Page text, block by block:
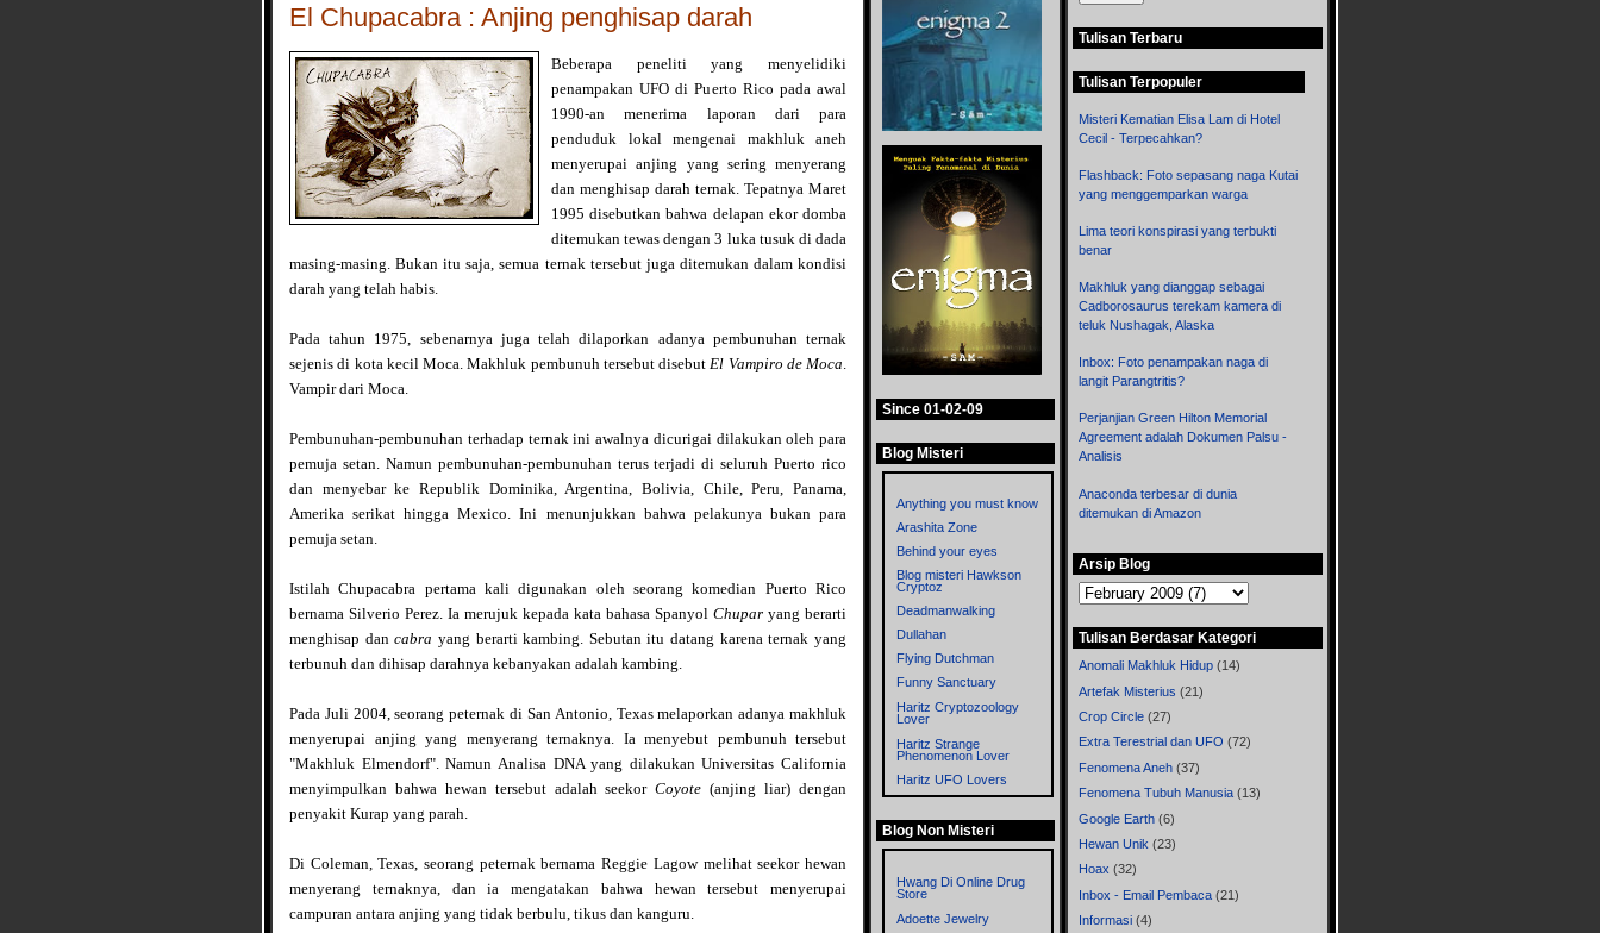
El Chupacabra : Anjing penghisap darah
Beberapa peneliti yang menyelidiki
penampakan UFO di Puerto Rico pada awal
1990-an menerima laporan dari para
penduduk lokal mengenai makhluk aneh
menyerupai anjing yang sering menyerang
dan menghisap darah ternak. Tepatnya Maret
1995 disebutkan bahwa delapan ekor domba
ditemukan tewas dengan 3 luka tusuk di dada
masing-masing. Bukan itu saja, semua ternak tersebut juga ditemukan dalam kondisi
darah yang telah habis.
Pada tahun 1975, sebenarnya juga telah dilaporkan adanya pembunuhan ternak
sejenis di kota kecil Moca. Makhluk pembunuh tersebut disebutEl Vampiro de Moca.
Vampir dari Moca.
Pembunuhan-pembunuhan terhadap ternak ini awalnya dicurigai dilakukan oleh para
pemuja setan. Namun pembunuhan-pembunuhan terus terjadi di seluruh Puerto rico
dan menyebar ke Republik Dominika, Argentina, Bolivia, Chile, Peru, Panama,
Amerika serikat hingga Mexico. Ini menunjukkan bahwa pelakunya bukan para
pemuja setan.
Istilah Chupacabra pertama kali digunakan oleh seorang komedian Puerto Rico
bernama Silverio Perez. Ia merujuk kepada kata bahasa Spanyol Chupar yang berarti
menghisap dancabra yang berarti kambing. Sebutan itu datang karena ternak yang
terbunuh dan dihisap darahnya kebanyakan adalah kambing.
Pada Juli 2004, seorang peternak di San Antonio, Texas melaporkan adanya makhluk
menyerupai anjing yang menyerang ternaknya. Ia menyebut pembunuh tersebut
"Makhluk Elmendorf". Namun Analisa DNA yang dilakukan Universitas California
menyimpulkan bahwa hewan tersebut adalah seekorCoyote (anjing liar) dengan
penyakit Kurap yang parah.
Di Coleman, Texas, seorang peternak bernama Reggie Lagow melihat seekor hewan
menyerang ternaknya, dan ia mengatakan bahwa hewan tersebut menyerupai
campuran antara anjing yang tidak berbulu, tikus dan kanguru.
Since 01-02-09
Blog Misteri
Anything you must know
Arashita Zone
Behind your eyes
Blog misteri Hawkson
Cryptoz
Deadmanwalking
Dullahan
Flying Dutchman
Funny Sanctuary
Haritz Cryptozoology
Lover
Haritz Strange
Phenomenon Lover
Haritz UFO Lovers
Left Thinkers
Memories
Metronom
Blog Non Misteri
Hwang Di Online Drug
Store
Adoette Jewelry
Tulisan Terbaru
Tulisan Terpopuler
Misteri Kematian Elisa Lam di Hotel
Cecil - Terpecahkan?
Flashback: Foto sepasang naga Kutai
yang menggemparkan warga
Lima teori konspirasi yang terbukti
benar
Makhluk yang dianggap sebagai
Cadborosaurus terekam kamera di
teluk Nushagak, Alaska
Inbox: Foto penampakan naga di
langit Parangtritis?
Perjanjian Green Hilton Memorial
Agreement adalah Dokumen Palsu -
Analisis
Anaconda terbesar di dunia
ditemukan di Amazon
Arsip Blog
Tulisan Berdasar Kategori
Anomali Makhluk Hidup (14)
Artefak Misterius (21)
Crop Circle (27)
Extra Terestrial dan UFO (72)
Fenomena Aneh (37)
Fenomena Tubuh Manusia (13)
Google Earth (6)
Hewan Unik (23)
Hoax (32)
Inbox - Email Pembaca (21)
Informasi (4)